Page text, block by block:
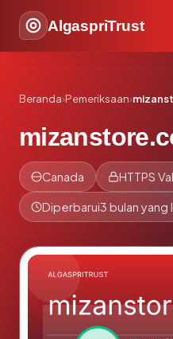
AlgaspriTrust
Beranda›Pemeriksaan›
Canada HTTPS
Diperbarui3 bulan yang